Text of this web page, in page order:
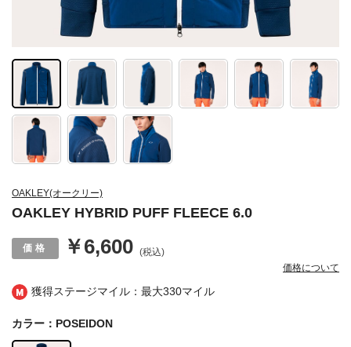
獲得ステージマイル：最大330マイル
OAKLEY(オークリー)
OAKLEY HYBRID PUFF FLEECE 6.0
￥6,600 (税込)
価格について
カラー：POSEIDON